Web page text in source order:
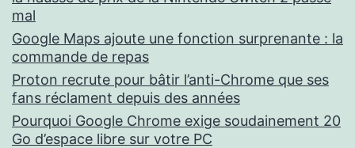
mal
Google Maps ajoute une fonction surprenante : la
commande de repas
Proton recrute pour bâtir l’anti-Chrome que ses
fans réclament depuis des années
Pourquoi Google Chrome exige soudainement 20
Go d’espace libre sur votre PC